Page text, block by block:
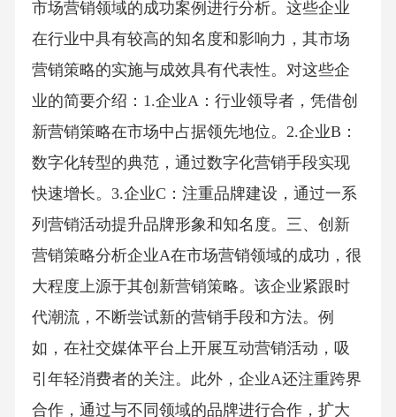
市场营销领域的成功案例进行分析。这些企业
在行业中具有较高的知名度和影响力，其市场
营销策略的实施与成效具有代表性。对这些企
业的简要介绍：1.企业A：行业领导者，凭借创
新营销策略在市场中占据领先地位。2.企业B：
数字化转型的典范，通过数字化营销手段实现
快速增长。3.企业C：注重品牌建设，通过一系
列营销活动提升品牌形象和知名度。三、创新
营销策略分析企业A在市场营销领域的成功，很
大程度上源于其创新营销策略。该企业紧跟时
代潮流，不断尝试新的营销手段和方法。例
如，在社交媒体平台上开展互动营销活动，吸
引年轻消费者的关注。此外，企业A还注重跨界
合作，通过与不同领域的品牌进行合作，扩大